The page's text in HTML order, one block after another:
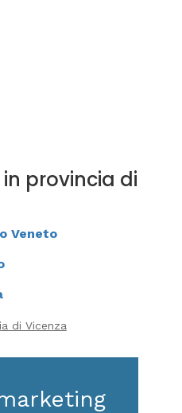
provincia di
Veneto
di Vicenza